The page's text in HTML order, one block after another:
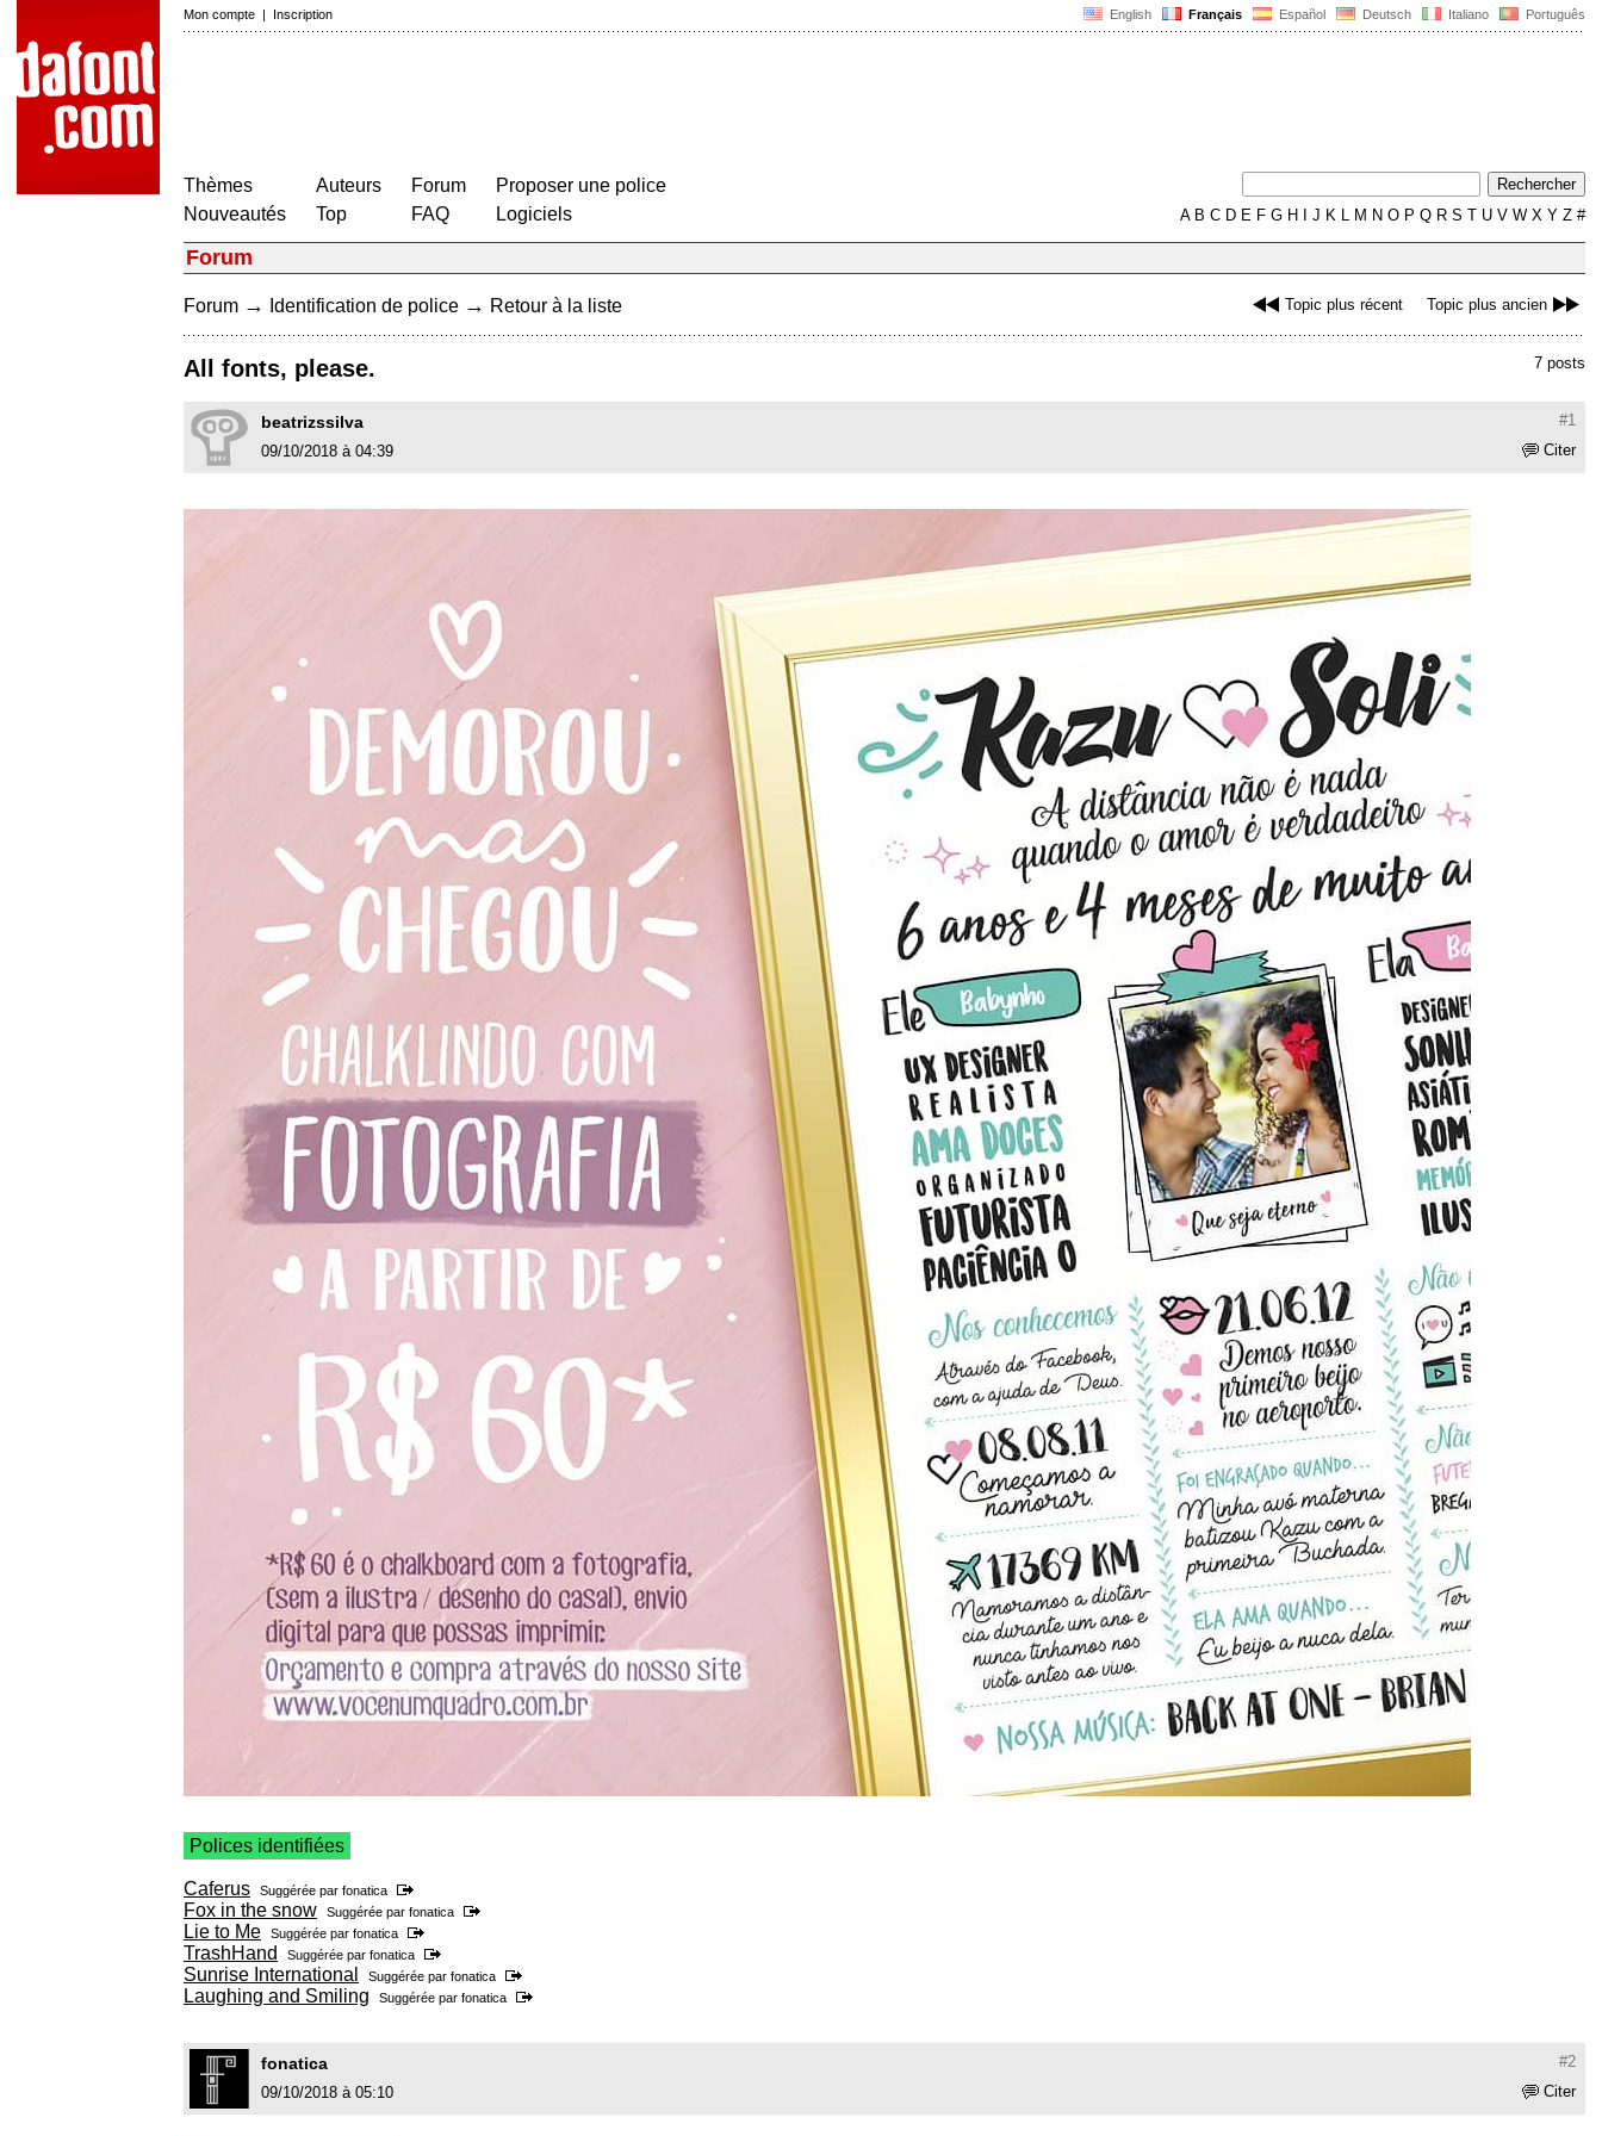
English Français Español Deutsch Italiano Português
Mon compte | Inscription
Thèmes
Nouveautés
Auteurs
Top
Forum
FAQ
Proposer une police
Logiciels
AB C D E F G H J K L M N O P Q R S T U V W X Y Z #
Forum
Topic plus récent Topic plus ancien
Forum → Identification de police → Retour à la liste
7 posts
All fonts, please.
#1
beatrizssilva
Citer
09/10/2018 à 04:39
Polices identifiées
Caferus Suggérée par fonatica
Fox in the snow Suggérée par fonatica
Lie to Me Suggérée par fonatica
TrashHand Suggérée par fonatica
Sunrise International Suggérée par fonatica
Laughing and Smiling Suggérée par fonatica
#2
fonatica
Citer
09/10/2018 à 05:10